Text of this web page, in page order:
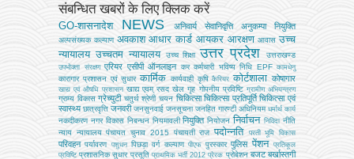
संबन्धित खबरों के लिए क्लिक करें
GO-शासनादेश NEWS अनिवार्य सेवानिवृत्ति अनुकम्पा नियुक्ति
अल्‍पसंख्‍यक कल्‍याण अवकाश आधार कार्ड आयकर आरक्षण आवास उच्च
न्यायालय उच्चतम न्यायालय उच्‍च शिक्षा उत्तर प्रदेश उत्तराखण्ड
उपभोक्‍ता संरक्षण एरियर एसीपी ऑनलाइन कर कर्मचारी भविष्य निधि EPF कामधेनु
कारागार प्रशासन एवं सुधार कार्मिक कार्यवाही कृषि कैरियर कोर्टशाला कोषागार
खाद्य एवं औषधि प्रशासन खाद्य एवम् रसद खेल गृह गोपनीय प्रविष्टि ग्रामीण अभियन्‍त्रण
ग्राम्य विकास ग्रेच्युटी चतुर्थ श्रेणी चयन चिकित्सा चिकित्सा प्रतिपूर्ति चिकित्‍सा एवं
स्वास्थ्य छात्रवृत्ति जनवरी जनसुनवाई जनसूचना जनहित गारण्टी अधिनियम धर्मार्थ कार्य
नकदीकरण नगर विकास निबन्‍धन नियमावली नियुक्ति नियोजन निर्वाचन निविदा नीति
न्याय न्यायालय पंचायत चुनाव 2015 पंचायती राज पदोन्नति परती भूमि विकास
परिवहन पर्यावरण पशुधन पिछड़ा वर्ग कल्‍याण पीएफ पुरस्कार पुलिस पेंशन
प्रतिकूल
प्रविष्टि प्रशासनिक सुधार प्रसूति प्राथमिक भर्ती 2012 प्रेरक प्रोबेशन बजट बर्खास्तगी